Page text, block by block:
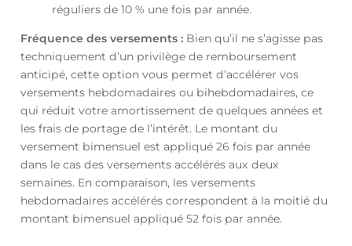
réguliers de 10 % une fois par année.
Fréquence des versements :Bien qu’il ne s’agisse pas
techniquement d’un privilège de remboursement
anticipé, cette option vous permet d’accélérer vos
versements hebdomadaires ou bihebdomadaires, ce
qui réduit votre amortissement de quelques années et
les frais de portage de l’intérêt. Le montant du
versement bimensuel est appliqué 26 fois par année
dans le cas des versements accélérés aux deux
semaines. En comparaison, les versements
hebdomadaires accélérés correspondent à la moitié du
montant bimensuel appliqué 52 fois par année.